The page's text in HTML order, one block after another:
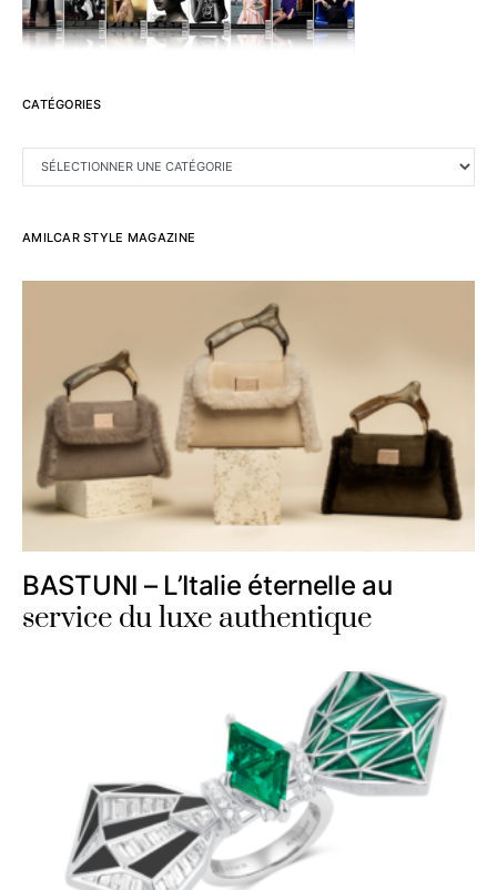
CATÉGORIES
CATÉGORIES
AMILCAR STYLE MAGAZINE
BASTUNI – L’Italie éternelle au
service du luxe authentique